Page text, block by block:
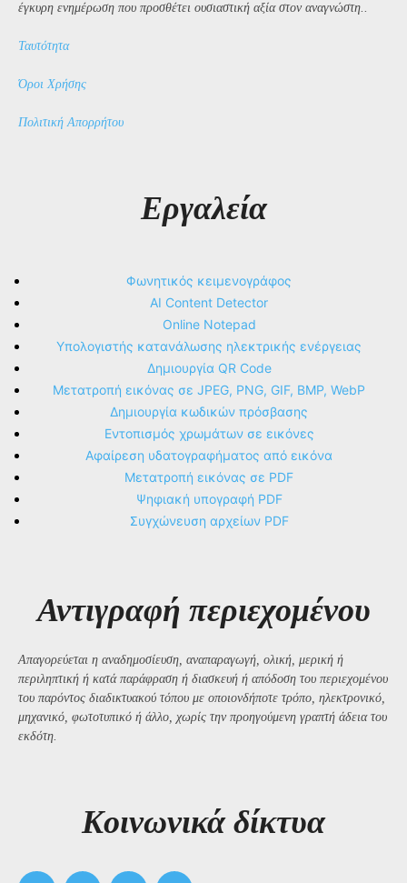
έγκυρη ενημέρωση που προσθέτει ουσιαστική αξία στον αναγνώστη..
Ταυτότητα
Όροι Χρήσης
Πολιτική Απορρήτου
Εργαλεία
Φωνητικός κειμενογράφος
AI Content Detector
Online Notepad
Υπολογιστής κατανάλωσης ηλεκτρικής ενέργειας
Δημιουργία QR Code
Μετατροπή εικόνας σε JPEG, PNG, GIF, BMP, WebP
Δημιουργία κωδικών πρόσβασης
Εντοπισμός χρωμάτων σε εικόνες
Αφαίρεση υδατογραφήματος από εικόνα
Μετατροπή εικόνας σε PDF
Ψηφιακή υπογραφή PDF
Συγχώνευση αρχείων PDF
Αντιγραφή περιεχομένου
Απαγορεύεται η αναδημοσίευση, αναπαραγωγή, ολική, μερική ή
περιληπτική ή κατά παράφραση ή διασκευή ή απόδοση του περιεχομένου
του παρόντος διαδικτυακού τόπου με οποιονδήποτε τρόπο, ηλεκτρονικό,
μηχανικό, φωτοτυπικό ή άλλο, χωρίς την προηγούμενη γραπτή άδεια του
εκδότη.
Kοινωνικά δίκτυα